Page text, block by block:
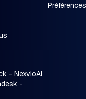
- NexvioAI
-